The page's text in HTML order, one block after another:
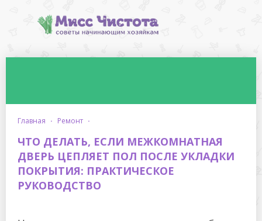
главная · ремонт ·
ЧТО ДЕЛАТЬ, ЕСЛИ МЕЖКОМНАТНАЯ
ДВЕРЬ ЦЕПЛЯЕТ ПОЛ ПОСЛЕ УКЛАДКИ
ПОКРЫТИЯ: ПРАКТИЧЕСКОЕ
РУКОВОДСТВО